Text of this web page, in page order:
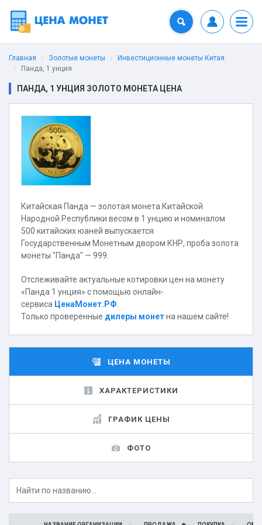
Главная Золотые монеты
Инвестиционные монеты Китая
Панда, 1 унция
ПАНДА, 1 УНЦИЯ ЗОЛОТО МОНЕТА ЦЕНА
Китайская Панда — золотая монета Китайской
Народной Республики весом в 1 унцию и номиналом
500 китайских юаней выпускается
Государственным Монетным двором КНР, проба золота
монеты "Панда" — 999.
Отслеживайте актуальные котировки цен на монету
«Панда 1 унция» с помощью онлайн-
сервиса ЦенаМонет.РФ
Только проверенные дилеры монетна нашем сайте!
ЦЕНА МОНЕТЫ
ХАРАКТЕРИСТИКИ
ГРАФИК ЦЕНЫ
ФОТО